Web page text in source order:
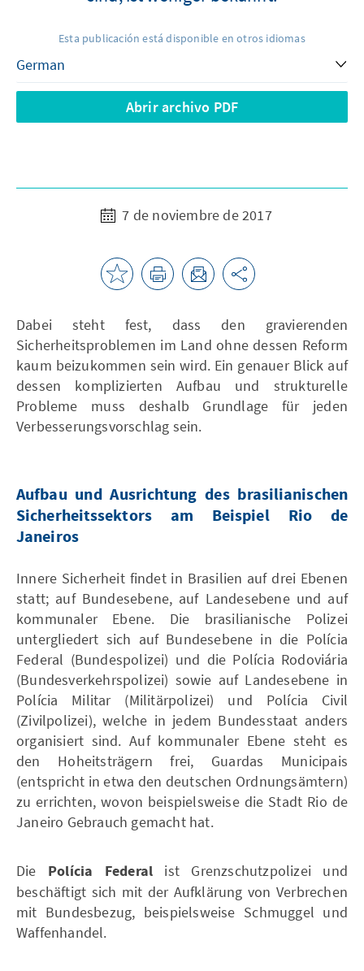
Esta publicación está disponible en otros idiomas
Abrir archivo PDF
7 de noviembre de 2017
Dabei steht fest, dass den gravierenden
Sicherheitsproblemen im Land ohne dessen Reform
kaum beizukommen sein wird. Ein genauer Blick auf
dessen komplizierten Aufbau und strukturelle
Probleme muss deshalb Grundlage für jeden
Verbesserungsvorschlag sein.
Aufbau und Ausrichtung des brasilianischen
Sicherheitssektors am Beispiel Rio de
Janeiros
Innere Sicherheit findet in Brasilien auf drei Ebenen
statt; auf Bundesebene, auf Landesebene und auf
kommunaler Ebene. Die brasilianische Polizei
untergliedert sich auf Bundesebene in die Polícia
Federal (Bundespolizei) und die Polícia Rodoviária
(Bundesverkehrspolizei) sowie auf Landesebene in
Polícia Militar (Militärpolizei) und Polícia Civil
(Zivilpolizei), welche in jedem Bundesstaat anders
organisiert sind. Auf kommunaler Ebene steht es
den Hoheitsträgern frei, Guardas Municipais
(entspricht in etwa den deutschen Ordnungsämtern)
zu errichten, wovon beispielsweise die Stadt Rio de
Janeiro Gebrauch gemacht hat.
Die Polícia Federal ist Grenzschutzpolizei und
beschäftigt sich mit der Aufklärung von Verbrechen
mit Bundesbezug, beispielsweise Schmuggel und
Waffenhandel.